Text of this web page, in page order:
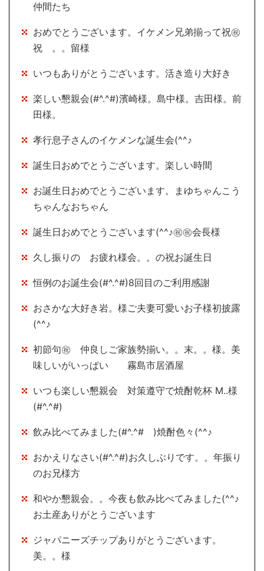
仲間たち
おめでとうございます。イケメン兄弟揃って祝㊗
祝 。。留様
いつもありがとうございます。活き造り大好き
楽しい懇親会(#^.^#)濱崎様。島中様。吉田様。前
田様。
孝行息子さんのイケメンな誕生会(^^♪
誕生日おめでとうございます。楽しい時間
お誕生日おめでとうございます。まゆちゃんこう
ちゃんなおちゃん
誕生日おめでとうございます(^^♪㊗㊗会長様
久し振りの お疲れ様会。。の祝お誕生日
恒例のお誕生会(#^.^#)8回目のご利用感謝
おさかな大好き岩。様ご夫妻可愛いお子様初披露
(^^♪
初節句㊗ 仲良しご家族勢揃い。。末。。様。美
味しいがいっぱい 霧島市居酒屋
いつも楽しい懇親会 対策遵守で焼酎乾杯 M..様
(#^.^#)
飲み比べてみました(#^.^# )焼酎色々(^^♪
おかえりなさい(#^.^#)お久しぶりです。。年振り
のお兄様方
和やか懇親会。。今夜も飲み比べてみました(^^♪
お土産ありがとうございます
ジャパニーズチップありがとうございます。
美。。様